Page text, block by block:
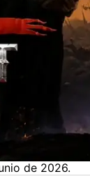
de 2026.